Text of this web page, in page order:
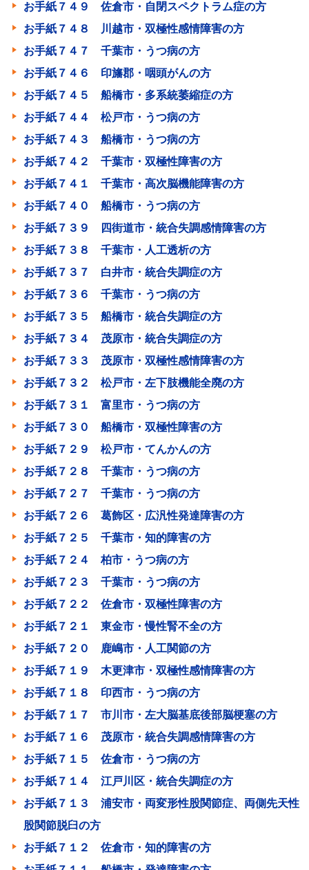
お手紙７４９ 佐倉市・自閉スペクトラム症の方
お手紙７４８ 川越市・双極性感情障害の方
お手紙７４７ 千葉市・うつ病の方
お手紙７４６ 印旛郡・咽頭がんの方
お手紙７４５ 船橋市・多系統萎縮症の方
お手紙７４４ 松戸市・うつ病の方
お手紙７４３ 船橋市・うつ病の方
お手紙７４２ 千葉市・双極性障害の方
お手紙７４１ 千葉市・高次脳機能障害の方
お手紙７４０ 船橋市・うつ病の方
お手紙７３９ 四街道市・統合失調感情障害の方
お手紙７３８ 千葉市・人工透析の方
お手紙７３７ 白井市・統合失調症の方
お手紙７３６ 千葉市・うつ病の方
お手紙７３５ 船橋市・統合失調症の方
お手紙７３４ 茂原市・統合失調症の方
お手紙７３３ 茂原市・双極性感情障害の方
お手紙７３２ 松戸市・左下肢機能全廃の方
お手紙７３１ 富里市・うつ病の方
お手紙７３０ 船橋市・双極性障害の方
お手紙７２９ 松戸市・てんかんの方
お手紙７２８ 千葉市・うつ病の方
お手紙７２７ 千葉市・うつ病の方
お手紙７２６ 葛飾区・広汎性発達障害の方
お手紙７２５ 千葉市・知的障害の方
お手紙７２４ 柏市・うつ病の方
お手紙７２３ 千葉市・うつ病の方
お手紙７２２ 佐倉市・双極性障害の方
お手紙７２１ 東金市・慢性腎不全の方
お手紙７２０ 鹿嶋市・人工関節の方
お手紙７１９ 木更津市・双極性感情障害の方
お手紙７１８ 印西市・うつ病の方
お手紙７１７ 市川市・左大脳基底後部脳梗塞の方
お手紙７１６ 茂原市・統合失調感情障害の方
お手紙７１５ 佐倉市・うつ病の方
お手紙７１４ 江戸川区・統合失調症の方
お手紙７１３ 浦安市・両変形性股関節症、両側先天性
股関節脱臼の方
お手紙７１２ 佐倉市・知的障害の方